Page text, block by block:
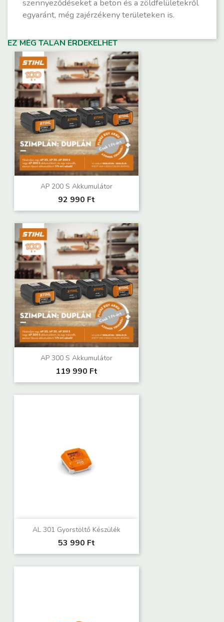
szennyeződéseket a beton és a zöldfelületekről
egyaránt, még zajérzékeny területeken is.
EZ MÉG TALÁN ÉRDEKELHET
AP 200 S Akkumulátor
92 990 Ft
AP 300 S Akkumulátor
119 990 Ft
AL 301 Gyorstöltő Készülék
53 990 Ft